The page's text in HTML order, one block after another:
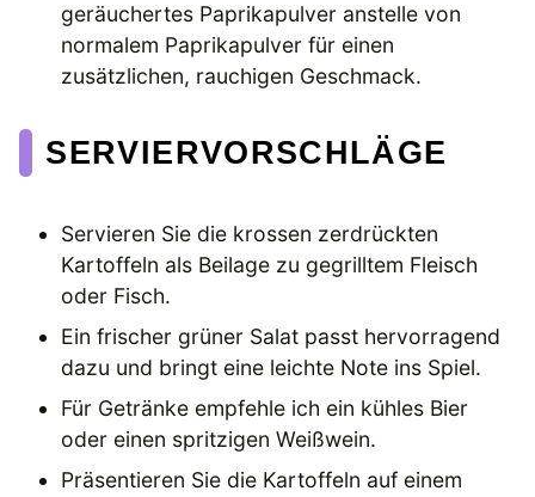
geräuchertes Paprikapulver anstelle von
normalem Paprikapulver für einen
zusätzlichen, rauchigen Geschmack.
SERVIERVORSCHLÄGE
Servieren Sie die krossen zerdrückten
Kartoffeln als Beilage zu gegrilltem Fleisch
oder Fisch.
Ein frischer grüner Salat passt hervorragend
dazu und bringt eine leichte Note ins Spiel.
Für Getränke empfehle ich ein kühles Bier
oder einen spritzigen Weißwein.
Präsentieren Sie die Kartoffeln auf einem